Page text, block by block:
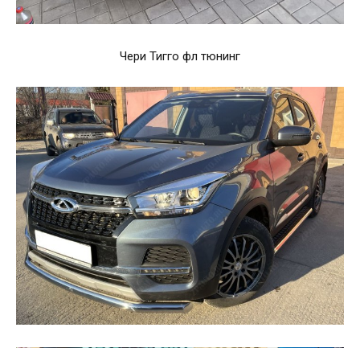
Чери Тигго фл тюнинг